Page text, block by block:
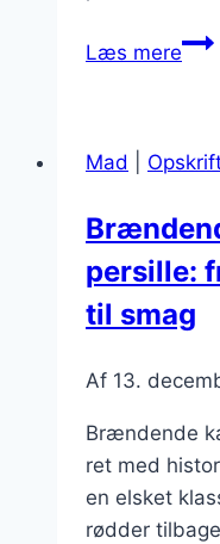
Læs mere
Mad
persille:
til smag
Af 13.
Brændende
ret med
en elsket
rødder